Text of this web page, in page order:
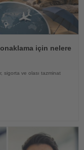
için nelere
sigorta ve olası tazminat